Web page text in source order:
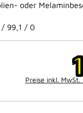
oder
99,1 / 0
Preise inkl. MwSt.